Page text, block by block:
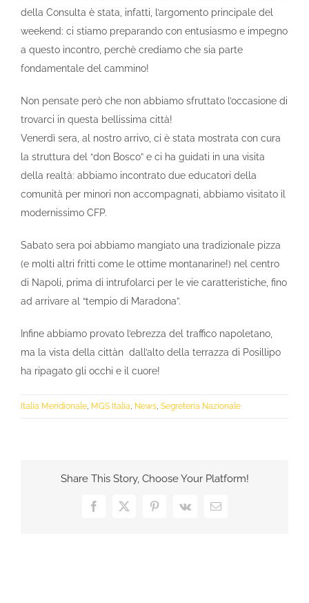
della Consulta è stata, infatti, l’argomento principale del
weekend: ci stiamo preparando con entusiasmo e impegno
a questo incontro, perchè crediamo che sia parte
fondamentale del cammino!
Non pensate però che non abbiamo sfruttato l’occasione di
trovarci in questa bellissima città!
Venerdì sera, al nostro arrivo, ci è stata mostrata con cura
la struttura del “don Bosco” e ci ha guidati in una visita
della realtà: abbiamo incontrato due educatori della
comunità per minori non accompagnati, abbiamo visitato il
modernissimo CFP.
Sabato sera poi abbiamo mangiato una tradizionale pizza
(e molti altri fritti come le ottime montanarine!) nel centro
di Napoli, prima di intrufolarci per le vie caratteristiche, fino
ad arrivare al “tempio di Maradona”.
Infine abbiamo provato l’ebrezza del traffico napoletano,
ma la vista della cittàn dall’alto della terrazza di Posillipo
ha ripagato gli occhi e il cuore!
Italia Meridionale MGS Italia News Segreteria Nazionale
Share This Story, Choose Your Platform!
Facebook
X Pinterest
Vk Email